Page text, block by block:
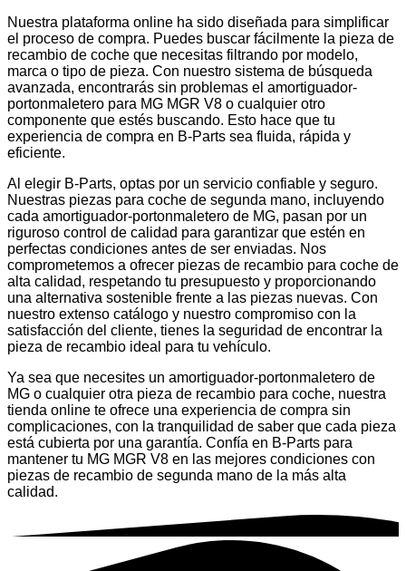
Nuestra plataforma online ha sido diseñada para simplificar
el proceso de compra. Puedes buscar fácilmente la pieza de
recambio de coche que necesitas filtrando por modelo,
marca o tipo de pieza. Con nuestro sistema de búsqueda
avanzada, encontrarás sin problemas el amortiguador-
portonmaletero para MG MGR V8 o cualquier otro
componente que estés buscando. Esto hace que tu
experiencia de compra en B-Parts sea fluida, rápida y
eficiente.
Al elegir B-Parts, optas por un servicio confiable y seguro.
Nuestras piezas para coche de segunda mano, incluyendo
cada amortiguador-portonmaletero de MG, pasan por un
riguroso control de calidad para garantizar que estén en
perfectas condiciones antes de ser enviadas. Nos
comprometemos a ofrecer piezas de recambio para coche de
alta calidad, respetando tu presupuesto y proporcionando
una alternativa sostenible frente a las piezas nuevas. Con
nuestro extenso catálogo y nuestro compromiso con la
satisfacción del cliente, tienes la seguridad de encontrar la
pieza de recambio ideal para tu vehículo.
Ya sea que necesites un amortiguador-portonmaletero de
MG o cualquier otra pieza de recambio para coche, nuestra
tienda online te ofrece una experiencia de compra sin
complicaciones, con la tranquilidad de saber que cada pieza
está cubierta por una garantía. Confía en B-Parts para
mantener tu MG MGR V8 en las mejores condiciones con
piezas de recambio de segunda mano de la más alta
calidad.